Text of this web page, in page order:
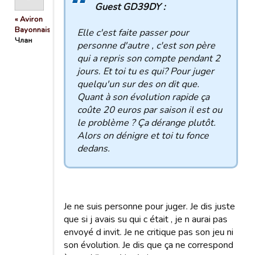
« Aviron
Bayonnais »
Члан
Guest GD39DY :
Elle c'est faite passer pour
personne d'autre , c'est son père
qui a repris son compte pendant 2
jours. Et toi tu es qui? Pour juger
quelqu'un sur des on dit que.
Quant à son évolution rapide ça
coûte 20 euros par saison il est ou
le problème ? Ça dérange plutôt.
Alors on dénigre et toi tu fonce
dedans.
Je ne suis personne pour juger. Je dis juste
que si j avais su qui c était , je n aurai pas
envoyé d invit. Je ne critique pas son jeu ni
son évolution. Je dis que ça ne correspond